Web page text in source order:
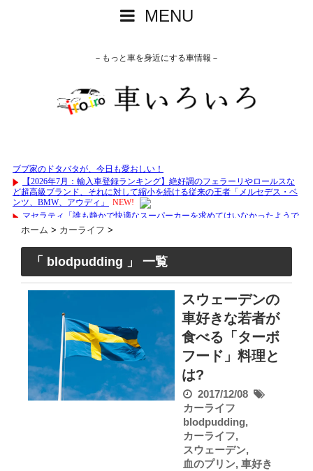
MENU
－もっと車を身近にする車情報－
ホーム > カーライフ >
「 blodpudding 」 一覧
スウェーデンの
車好きな若者が
食べる「ターボ
フード」料理と
は?
2017/12/08
カーライフ
blodpudding,
カーライフ,
スウェーデン,
血のプリン, 車好き